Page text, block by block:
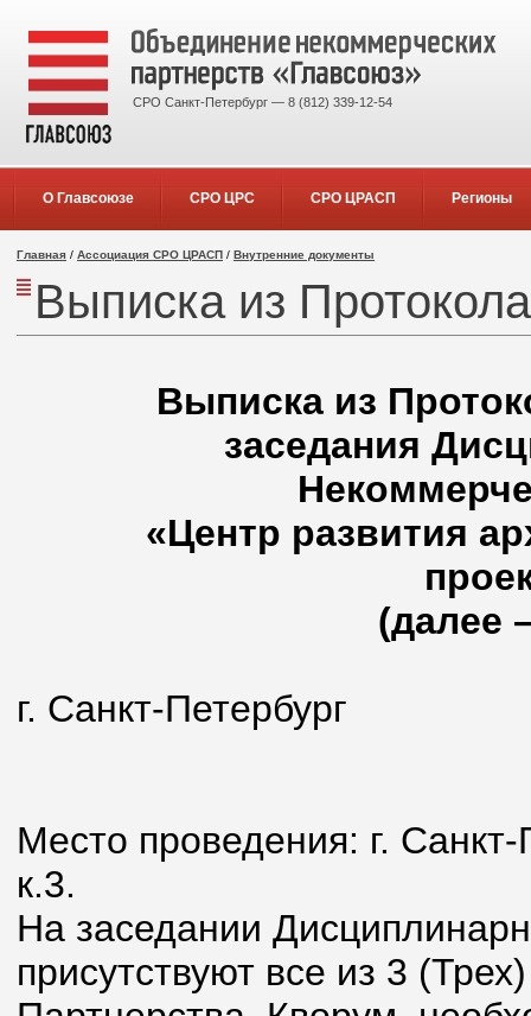
СРО Санкт-Петербург — 8 (812) 339-12-54
О Главсоюзе СРО ЦРС СРО ЦРАСП Регионы
Главная / Ассоциация СРО ЦРАСП / Внутренние документы
Выписка из
Выписка из
заседания
«Центр развития
(далее
г. Санкт-Петербург
Место проведения: г.
к.3.
На заседании
присутствуют все из 3